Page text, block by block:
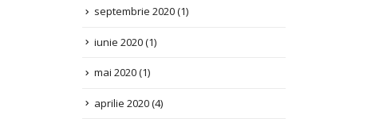
iunie 2020(1)
mai 2020(1)
aprilie 2020(4)
martie 2020 (2)